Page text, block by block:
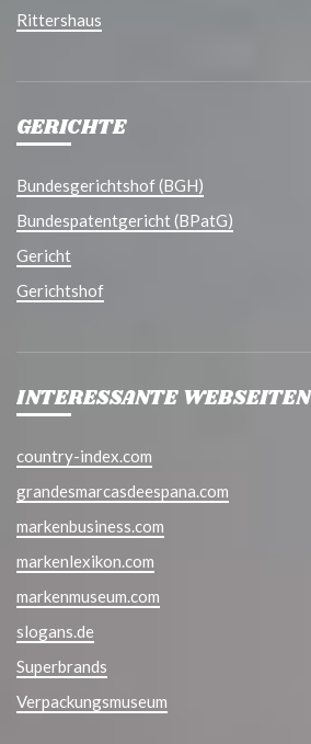
Rittershaus
GERICHTE
Bundesgerichtshof (BGH)
Bundespatentgericht (BPatG)
Gericht
Gerichtshof
INTERESSANTE WEBSEITEN
country-index.com
grandesmarcasdeespana.com
markenbusiness.com
markenlexikon.com
markenmuseum.com
slogans.de
Superbrands
Verpackungsmuseum